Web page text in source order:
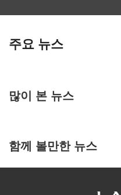
주요 뉴스
많이 본 뉴스
함께 볼만한 뉴스